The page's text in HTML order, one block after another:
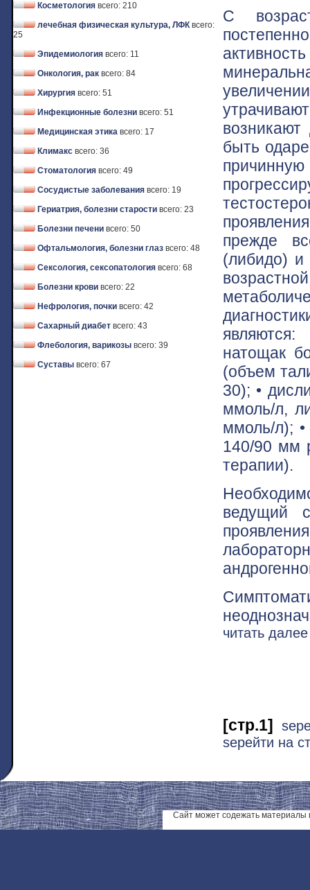
Косметология всего: 210
лечебная физическая культура, ЛФК всего:
25
Эпидемиология всего: 11
Онкология, рак всего: 84
Хирургия всего: 51
Инфекционные болезни всего: 51
Медицинская этика всего: 17
Климакс всего: 36
Стоматология всего: 49
Сосудистые заболевания всего: 19
Гериатрия, болезни старости всего: 23
Болезни печени всего: 50
Офтальмология, болезни глаз всего: 48
Сексология, сексопатология всего: 68
Болезни крови всего: 22
Нефрология, почки всего: 42
Сахарный диабет всего: 43
Флебология, варикозы всего: 39
Суставы всего: 67
С
быть
прежде
(либидо) и
натощак
(объем
30); •
ммоль/л,
ммоль/л);
140/90 мм
терапии).
ведущий
читать
[стр.1]
ѕерейти на
Сайт может содежать материалы